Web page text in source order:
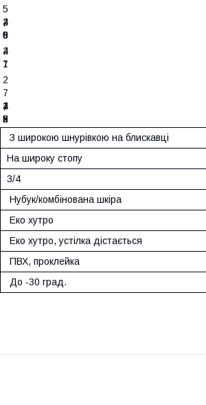
4
0
2
6
9
5
,
5
2
6
4
1
2
7
4
2
2
7
,
5
9
1
6
2
8
З широкою шнурівкою на блискавці
На широку стопу
3/4
Нубук/комбінована шкіра
Еко хутро
Еко хутро, устілка дістається
ПВХ, проклейка
До -30 град.